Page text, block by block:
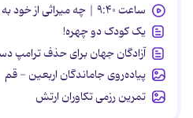
ساعت ۹:۴۰ | چه میراثی از خود به جای گذاشت؟
یک کودک دو چهره!
آزادگان جهان برای حذف ترامپ
پیاده‌روی جاماندگان اربعین - قم
تمرین رزمی تکاوران ارتش